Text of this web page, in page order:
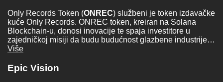
Only Records Token (ONREC) službeni je token izdavačke
kuće Only Records. ONREC token, kreiran na Solana
Blockchain-u, donosi inovacije te spaja investitore u
zajedničkoj misiji da budu budućnost glazbene industrije…
Više
Epic Vision